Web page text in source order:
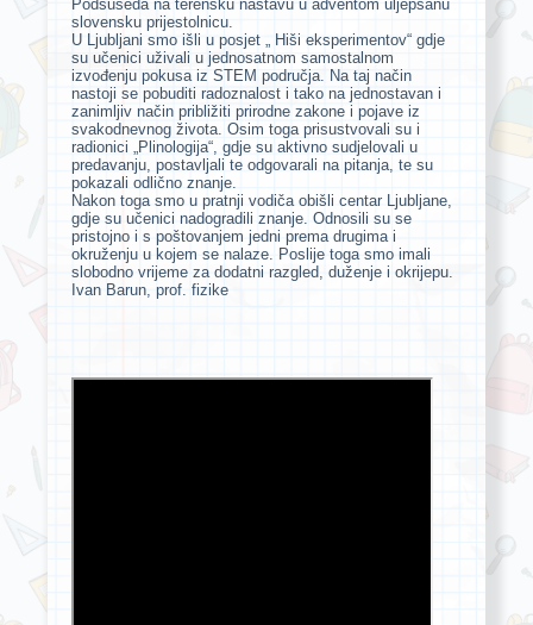
Podsuseda na terensku nastavu u adventom uljepšanu
slovensku prijestolnicu.
U Ljubljani smo išli u posjet „ Hiši eksperimentov“ gdje
su učenici uživali u jednosatnom samostalnom
izvođenju pokusa iz STEM područja. Na taj način
nastoji se pobuditi radoznalost i tako na jednostavan i
zanimljiv način približiti prirodne zakone i pojave iz
svakodnevnog života. Osim toga prisustvovali su i
radionici „Plinologija“, gdje su aktivno sudjelovali u
predavanju, postavljali te odgovarali na pitanja, te su
pokazali odlično znanje.
Nakon toga smo u pratnji vodiča obišli centar Ljubljane,
gdje su učenici nadogradili znanje. Odnosili su se
pristojno i s poštovanjem jedni prema drugima i
okruženju u kojem se nalaze. Poslije toga smo imali
slobodno vrijeme za dodatni razgled, duženje i okrijepu.
Ivan Barun, prof. fizike